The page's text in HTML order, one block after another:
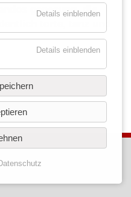
genesung, die
torte, tanz und
Details einblenden
Details einblenden